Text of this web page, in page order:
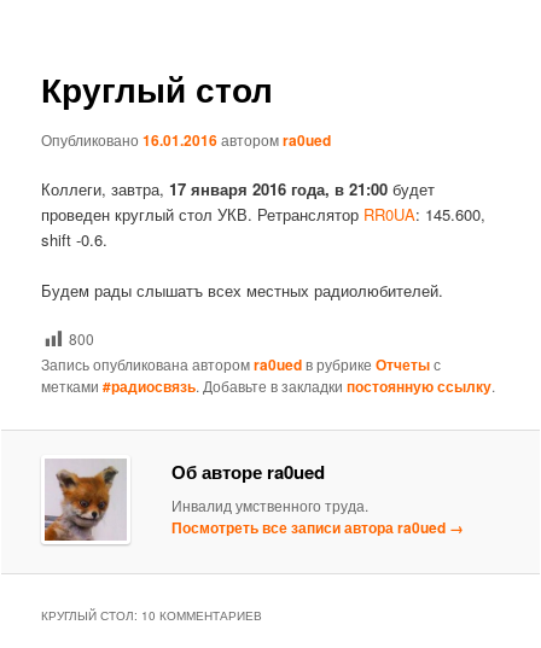
Круглый стол
Опубликовано16.01.2016авторомra0ued
Коллеги, завтра,17 января 2016 года, в 21:00 будет
проведен круглый стол УКВ. Ретранслятор RR0UA: 145.600,
shift -0.6.
Будем рады слышатъ всех местных радиолюбителей.
800
Запись опубликована авторомra0uedв рубрикеОтчетыс
метками#радиосвязь. Добавьте в закладкипостоянную ссылку.
Об авторе ra0ued
Инвалид умственного труда.
Посмотреть все записи автора ra0ued →
КРУГЛЫЙ СТОЛ: 10 КОММЕНТАРИЕВ